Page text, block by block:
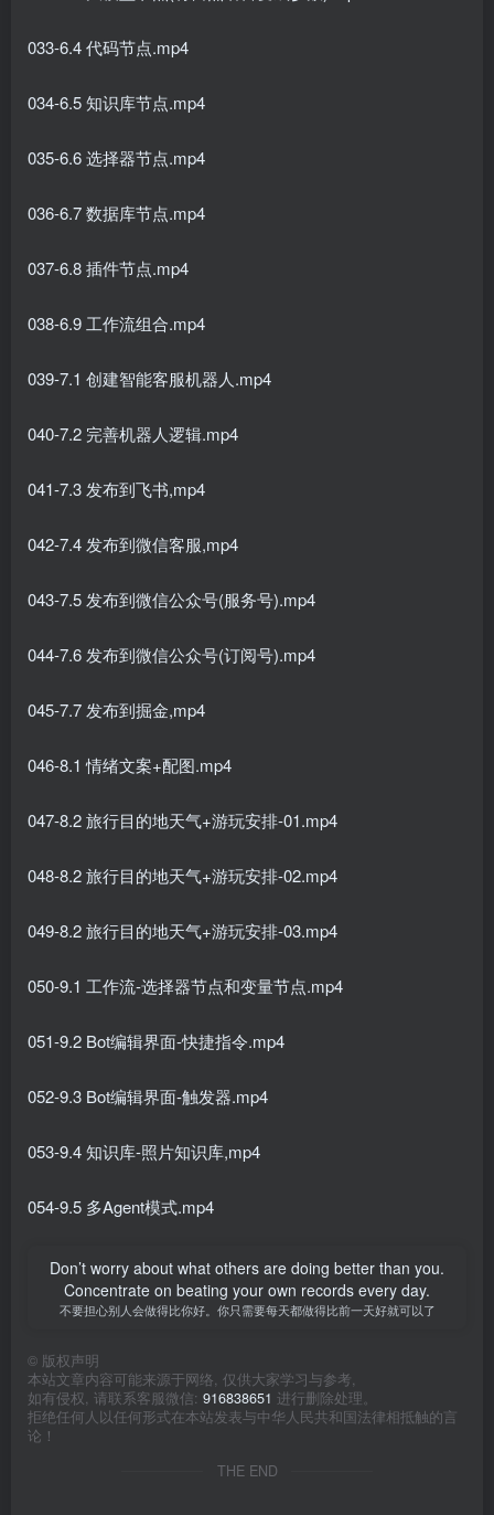
033-6.4 代码节点.mp4
034-6.5 知识库节点.mp4
035-6.6 选择器节点.mp4
036-6.7 数据库节点.mp4
037-6.8 插件节点.mp4
038-6.9 工作流组合.mp4
039-7.1 创建智能客服机器人.mp4
040-7.2 完善机器人逻辑.mp4
041-7.3 发布到飞书,mp4
042-7.4 发布到微信客服,mp4
043-7.5 发布到微信公众号(服务号).mp4
044-7.6 发布到微信公众号(订阅号).mp4
045-7.7 发布到掘金,mp4
046-8.1 情绪文案+配图.mp4
047-8.2 旅行目的地天气+游玩安排-01.mp4
048-8.2 旅行目的地天气+游玩安排-02.mp4
049-8.2 旅行目的地天气+游玩安排-03.mp4
050-9.1 工作流-选择器节点和变量节点.mp4
051-9.2 Bot编辑界面-快捷指令.mp4
052-9.3 Bot编辑界面-触发器.mp4
053-9.4 知识库-照片知识库,mp4
054-9.5 多Agent模式.mp4
Don’t worry about what others are doing better than you.
Concentrate on beating your own records every day.
不要担心别人会做得比你好。你只需要每天都做得比前一天好就可以了
© 版权声明
本站文章内容可能来源于网络, 仅供大家学习与参考,
如有侵权, 请联系客服微信: 916838651 进行删除处理。
拒绝任何人以任何形式在本站发表与中华人民共和国法律相抵触的言
论！
THE END